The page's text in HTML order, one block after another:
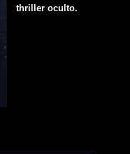
thriller oculto.